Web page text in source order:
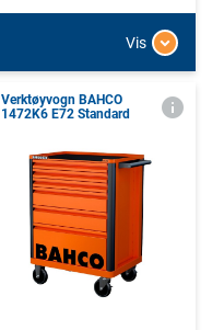
Vis
Verktøyvogn BAHCO
1472K6 E72 Standard